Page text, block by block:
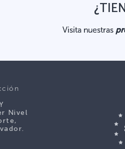
Visita nuestras
Nivel